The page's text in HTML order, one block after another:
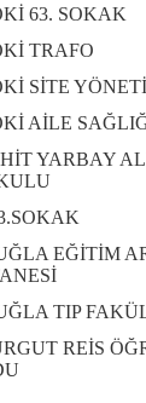
63. SOKAK
TRAFO
SİTE
AİLE
YARBAY
EĞİTİM
TIP
REİS